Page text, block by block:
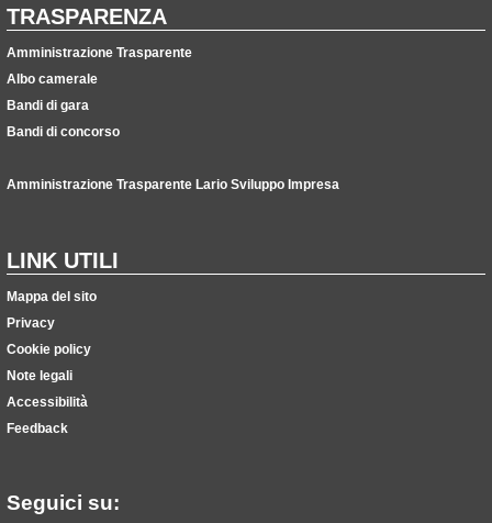
TRASPARENZA
Amministrazione Trasparente
Albo camerale
Bandi di gara
Bandi di concorso
Amministrazione Trasparente Lario Sviluppo Impresa
LINK UTILI
Mappa del sito
Privacy
Cookie policy
Note legali
Accessibilità
Feedback
Seguici su: